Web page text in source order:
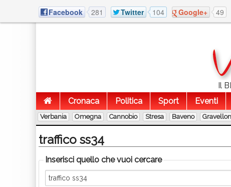
Facebook 281 Twitter 104 Google+ 49
Il
Cronaca
Politica Sport Eventi
Verbania Omegna Cannobio Stresa Baveno
traffico ss34
Inserisci quello che vuoi cercare